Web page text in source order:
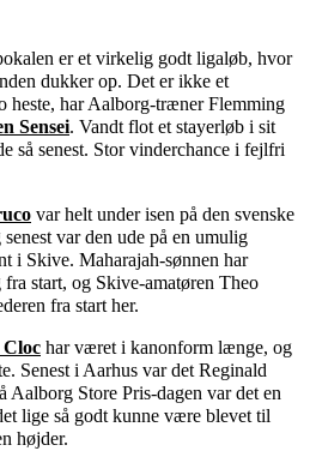
er et virkelig godt ligaløb, hvor
dukker op. Det er ikke et
heste, har Aalborg-træner Flemming
Sensei. Vandt flot et stayerløb i sit
så senest. Stor vinderchance i fejlfri
var helt under isen på den svenske
var den ude på en umulig
i Skive. Maharajah-sønnen har
start, og Skive-amatøren Theo
fra start her.
har været i kanonform længe, og
Senest i Aarhus var det Reginald
Store Pris-dagen var det en
lige så godt kunne være blevet til
højder.